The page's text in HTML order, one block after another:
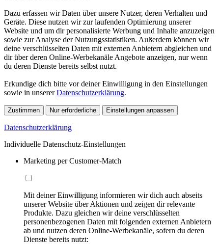
Dazu erfassen wir Daten über unsere Nutzer, deren Verhalten und
Geräte. Diese nutzen wir zur laufenden Optimierung unserer
Website und um dir personalisierte Werbung und Inhalte anzuzeigen
sowie zur Analyse der Nutzungsstatistiken. Außerdem können wir
deine verschlüsselten Daten mit externen Anbietern abgleichen und
dir über deren Online-Werbekanäle Angebote anzeigen, nur wenn
du deren Dienste bereits selbst nutzt.
Erkundige dich bitte vor deiner Einwilligung in den Einstellungen
sowie in unsererDatenschutzerklärung.
Zustimmen Nur erforderliche Einstellungen anpassen
Datenschutzerklärung
Individuelle Datenschutz-Einstellungen
Marketing per Customer-Match
Mit deiner Einwilligung informieren wir dich auch abseits
unserer Website über Aktionen und zeigen dir relevante
Produkte. Dazu gleichen wir deine verschlüsselten
personenbezogenen Daten mit folgenden externen Anbietern
ab und nutzen deren Online-Werbekanäle, sofern du deren
Dienste bereits nutzt: